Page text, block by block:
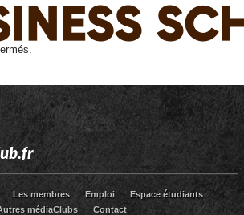
Les membres Emploi
Espace étudiants
médiaClubs Contact